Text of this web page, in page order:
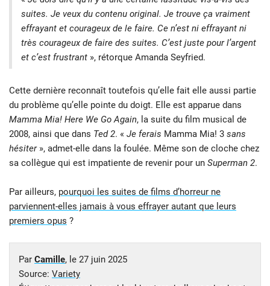
suites. Je veux du contenu original. Je trouve ça vraiment
effrayant et courageux de le faire. Ce n’est ni effrayant ni
très courageux de faire des suites. C’est juste pour l’argent
et c’est frustrant », rétorque Amanda Seyfried.
Cette dernière reconnaît toutefois qu’elle fait elle aussi partie
du problème qu’elle pointe du doigt. Elle est apparue dans
Mamma Mia! Here We Go Again, la suite du film musical de
2008, ainsi que dans Ted 2. « Je ferais Mamma Mia! 3 sans
hésiter », admet-elle dans la foulée. Même son de cloche chez
sa collègue qui est impatiente de revenir pour un Superman 2.
Par ailleurs, pourquoi les suites de films d’horreur ne
parviennent-elles jamais à vous effrayer autant que leurs
premiers opus ?
Par Camille, le 27 juin 2025
Source: Variety